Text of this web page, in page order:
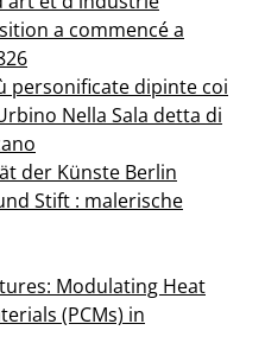
a commencé a
personificate dipinte coi
Nella Sala detta di
der Künste Berlin
Stift : malerische
Modulating Heat
(PCMs) in